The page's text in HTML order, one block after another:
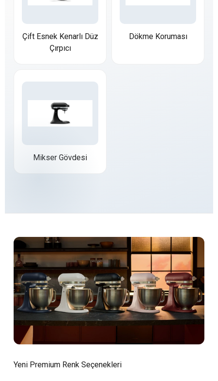
Çift Esnek Kenarlı Düz
Çırpıcı
Dökme Koruması
Mikser Gövdesi
Yeni Premium Renk Seçenekleri